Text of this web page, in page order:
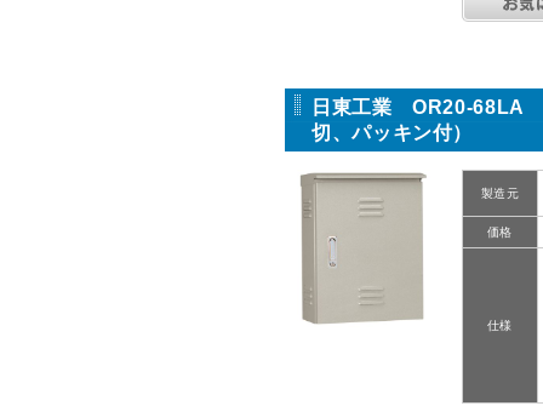
日東工業 OR20-68LA
切、パッキン付）
製造元
価格
仕様